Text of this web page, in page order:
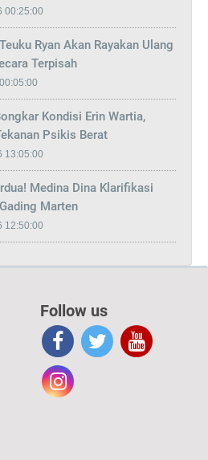
00:25:00
Ryan Akan Rayakan Ulang
Terpisah
Kondisi Erin Wartia,
Psikis Berat
13:05:00
Medina Dina Klarifikasi
Marten
12:50:00
Follow us